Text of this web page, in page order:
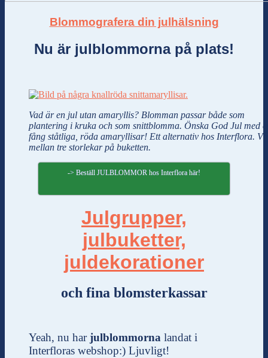
Blommografera din julhälsning
Nu är julblommorna på plats!
Vad är en jul utan amaryllis? Blomman passar både som
plantering i kruka och som snittblomma. Önska God Jul med
fång ståtliga, röda amaryllisar! Ett alternativ hos Interflora.
mellan tre storlekar på buketten.
-> Beställ JULBLOMMOR hos Interflora här!
Julgrupper,
julbuketter,
juldekorationer
och fina blomsterkassar
Yeah, nu har julblommorna landat i
Interfloras webshop:) Ljuvligt!